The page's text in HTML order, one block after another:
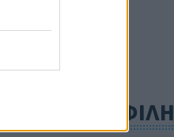
ΔΗΜΟΦΙΛΗ